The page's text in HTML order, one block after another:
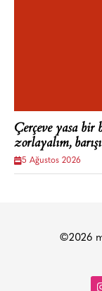
Çerçeve yasa bir
zorlayalım,
5 Ağustos 2026
©2026